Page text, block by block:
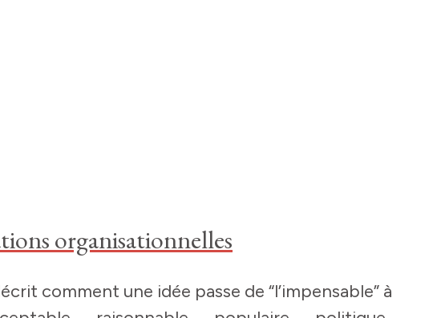
organisationnelles
comment une idée passe de “l’impensable” à